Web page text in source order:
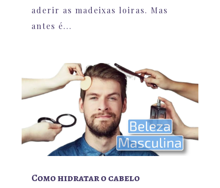
aderir as madeixas loiras. Mas
antes é...
Como hidratar o cabelo